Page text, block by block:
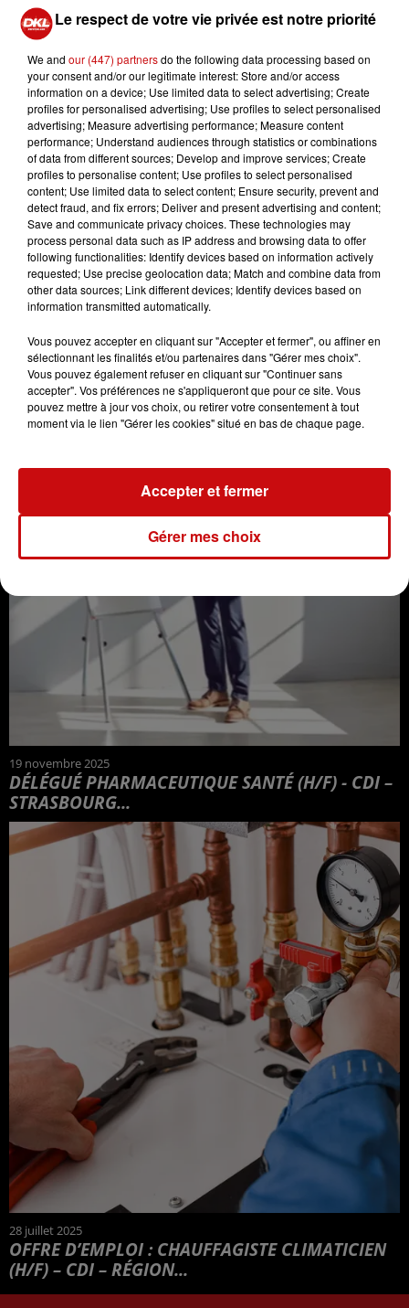
15 décembre 2025
RESPONSABLE PFT (F/H) CARREFOUR 68110
ILLZACH
19 novembre 2025
DÉLÉGUÉ PHARMACEUTIQUE SANTÉ (H/F) - CDI –
STRASBOURG...
28 juillet 2025
OFFRE D’EMPLOI : CHAUFFAGISTE CLIMATICIEN
(H/F) – CDI – RÉGION...
Le respect de votre vie privée est notre priorité
We and our (447) partnersdo the following data processing based on
your consent and/or our legitimate interest: Store and/or access
information on a device; Use limited data to select advertising; Create
profiles for personalised advertising; Use profiles to select personalised
advertising; Measure advertising performance; Measure content
performance; Understand audiences through statistics or combinations
of data from different sources; Develop and improve services; Create
profiles to personalise content; Use profiles to select personalised
content; Use limited data to select content; Ensure security, prevent and
detect fraud, and fix errors; Deliver and present advertising and content;
Save and communicate privacy choices. These technologies may
process personal data such as IP address and browsing data to offer
following functionalities: Identify devices based on information actively
requested; Use precise geolocation data; Match and combine data from
other data sources; Link different devices; Identify devices based on
information transmitted automatically.
Vous pouvez accepter en cliquant sur "Accepter et fermer", ou affiner en
sélectionnant les finalités et/ou partenaires dans "Gérer mes choix".
Vous pouvez également refuser en cliquant sur "Continuer sans
accepter". Vos préférences ne s'appliqueront que pour ce site. Vous
pouvez mettre à jour vos choix, ou retirer votre consentement à tout
moment via le lien "Gérer les cookies" situé en bas de chaque page.
Gérer mes choix
Accepter et fermer